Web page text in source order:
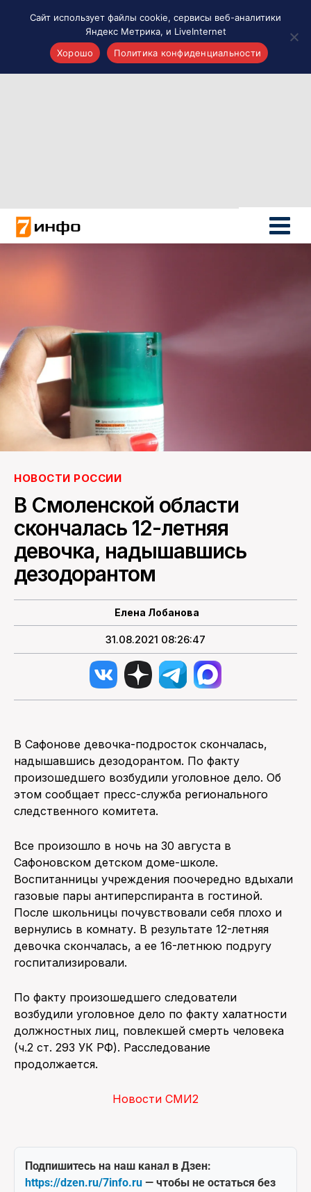
Новости России
Политика
Новости мира
ПОИСК ПО САЙТУ
НОВОСТИ РОССИИ
В Смоленской области
скончалась 12-летняя
девочка, надышавшись
дезодорантом
Елена Лобанова
31.08.2021 08:26:47
В Сафонове девочка-подросток скончалась,
надышавшись дезодорантом. По факту
произошедшего возбудили уголовное дело. Об
этом сообщает пресс-служба регионального
следственного комитета.
Все произошло в ночь на 30 августа в
Сафоновском детском доме-школе.
Воспитанницы учреждения поочередно вдыхали
газовые пары антиперспиранта в гостиной.
После школьницы почувствовали себя плохо и
вернулись в комнату. В результате 12-летняя
девочка скончалась, а ее 16-летнюю подругу
госпитализировали.
По факту произошедшего следователи
возбудили уголовное дело по факту халатности
должностных лиц, повлекшей смерть человека
(ч.2 ст. 293 УК РФ). Расследование
продолжается.
Новости СМИ2
Подпишитесь на наш канал в Дзен:
https://dzen.ru/7info.ru — чтобы не остаться без
Сайт использует файлы cookie, сервисы веб-аналитики
Яндекс Метрика, и LiveInternet
Хорошо
Политика конфиденциальности